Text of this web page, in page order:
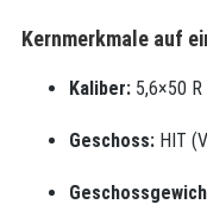
Kernmerkmale auf
Kaliber: 5,6×50 R
Geschoss: HIT